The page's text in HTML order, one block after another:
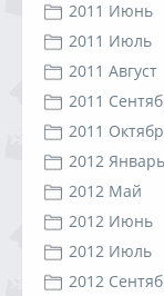
2011 Июнь
2011 Июль
2011 Август
2011
2011
2012 Январь
2012 Май
2012 Июнь
2012 Июль
2012